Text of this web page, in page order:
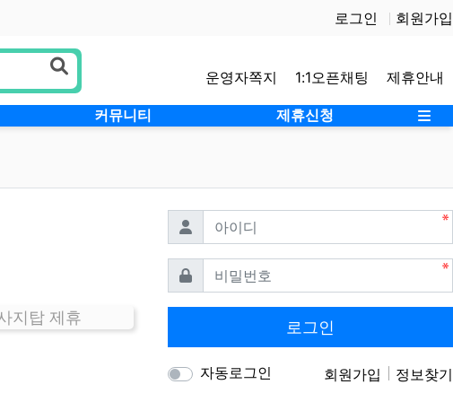
로그인 회원가입
운영자쪽지 1:1오픈채팅 제휴안내
커뮤니티 제휴신청 사
지탑 제휴
아이디 필수
비밀번호필수
로그인
자동로그인 회원가입 정보찾기